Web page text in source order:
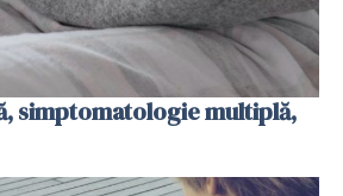
simptomatologie multiplă,